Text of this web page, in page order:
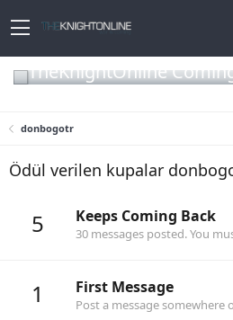
TheKnightOnline
donbogotr
Ödül verilen kupalar
5 Keeps Coming Back
30 messages posted. You
1 First Message
Post a message somewhere